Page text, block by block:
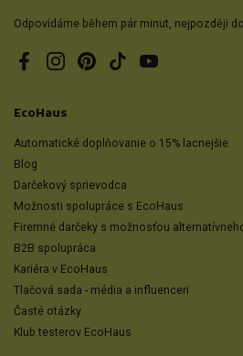
Odpovídáme během pár minut, nejpozději
FacebookInstagramPinterestTikTokYouTube
EcoHaus
Automatické doplňovanie o 15% lacnejšie
Blog
Darčekový sprievodca
Možnosti spolupráce s EcoHaus
Firemné darčeky s možnosťou
B2B spolupráca
Kariéra v EcoHaus
Tlačová sada - média a influenceri
Časté otázky
Klub testerov EcoHaus